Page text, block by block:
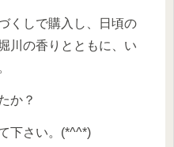
くしで購入し、日頃の
川の香りとともに、い
か？
下さい。(*^^*)